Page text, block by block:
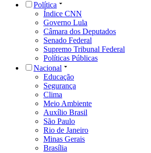
Política
Índice CNN
Governo Lula
Câmara dos Deputados
Senado Federal
Supremo Tribunal Federal
Políticas Públicas
Nacional
Educação
Segurança
Clima
Meio Ambiente
Auxílio Brasil
São Paulo
Rio de Janeiro
Minas Gerais
Brasília